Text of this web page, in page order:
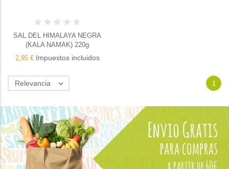
SAL DEL HIMALAYA NEGRA
(KALA NAMAK) 220g
2,95 €Impuestos incluidos
Relevancia  1